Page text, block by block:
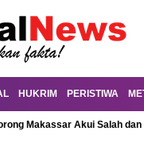
HUKRIM PERISTIWA
Makassar Akui Salah dan